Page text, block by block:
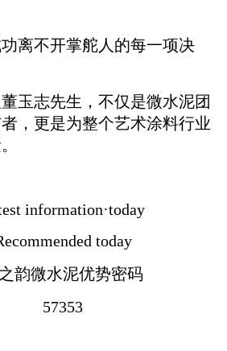
不开掌舵人的每一项决
志先生，不仅是微水泥团
，更是为整个艺术涂料行业
information·today
today
微水泥优势密码
57353